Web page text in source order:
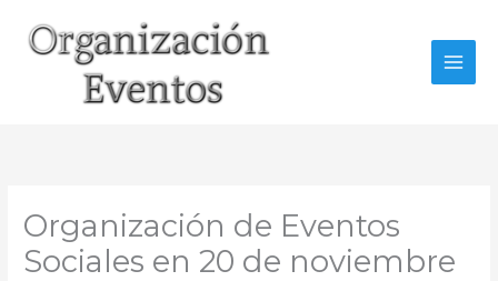
contenido
Organización de Eventos
Sociales en 20 de noviembre